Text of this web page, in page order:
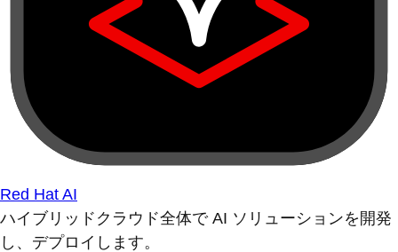
Red Hat AI
ハイブリッドクラウド全体で AI ソリューションを開発
し、デプロイします。